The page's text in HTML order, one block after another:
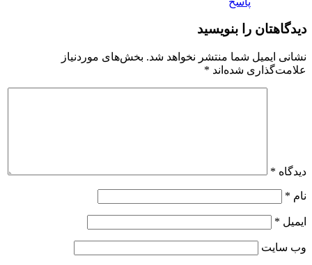
دیدگاهتان را بنویسید
نشانی ایمیل شما منتشر نخواهد شد. بخش‌های موردنیاز
علامت‌گذاری شده‌اند *
دیدگاه *
نام *
ایمیل *
وب‌ سایت